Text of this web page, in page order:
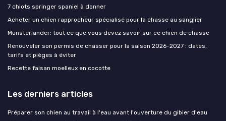
7 chiots springer spaniel à donner
Acheter un chien rapprocheur spécialisé pour la chasse au sanglier
Munsterlander: tout ce que vous devez savoir sur ce chien de chasse
Renouveler son permis de chasser pour la saison 2026-2027 : dates,
tarifs et pièges à éviter
Recette faisan moelleux en cocotte
Les derniers articles
Préparer son chien au travail à l'eau avant l'ouverture du gibier d'eau